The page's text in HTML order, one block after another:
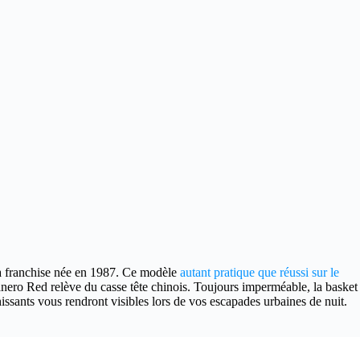
née en 1987. Ce modèle autant pratique que réussi sur le
Red relève du casse tête chinois. Toujours imperméable, la basket
vous rendront visibles lors de vos escapades urbaines de nuit.